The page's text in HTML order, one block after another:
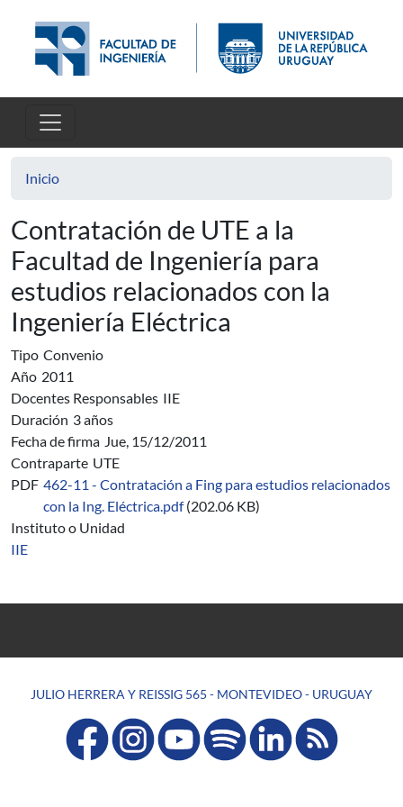
Inicio
Contratación de UTE a la
Facultad de Ingeniería para
estudios relacionados con la
Ingeniería Eléctrica
Tipo Convenio
Año 2011
Docentes Responsables IIE
Duración 3 años
Fecha de firma Jue, 15/12/2011
Contraparte UTE
PDF 462-11 - Contratación a Fing para estudios relacionados
con la Ing. Eléctrica.pdf (202.06 KB)
Instituto o Unidad
IIE
JULIO HERRERA Y REISSIG 565 - MONTEVIDEO - URUGUAY